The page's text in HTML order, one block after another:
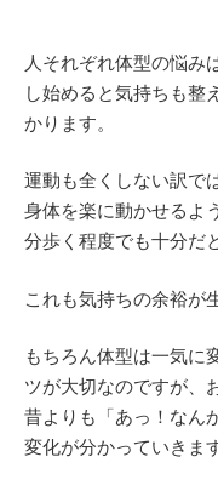
人それぞれ体型の悩み
し始めると気持ちも整
かります。
運動も全くしない訳で
身体を楽に動かせるよ
分歩く程度でも十分だ
これも気持ちの余裕が
もちろん体型は一気に
ツが大切なのですが、
昔よりも「あっ！なん
変化が分かっていきます